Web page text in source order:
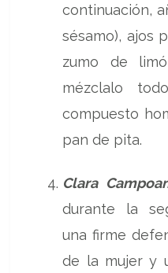
continuación,
sésamo), ajos
zumo de
mézclalo
compuesto
pan de pita.
Clara
durante la
una firme
de la mujer y